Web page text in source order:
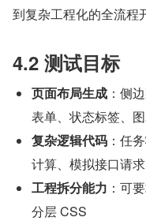
到复杂工程化的全流程
4.2 测试目标
页面布局生成 ：侧
表单、状态标签、
复杂逻辑代码 ：任
计算、模拟接口请求
工程拆分能力 ：可
分层 CSS